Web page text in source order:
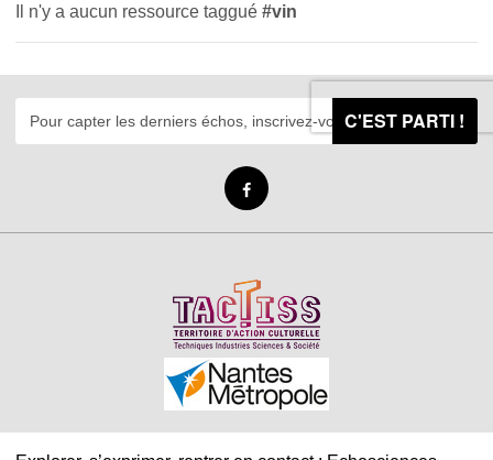
Il n'y a aucun ressource taggué#vin
C'EST PARTI !